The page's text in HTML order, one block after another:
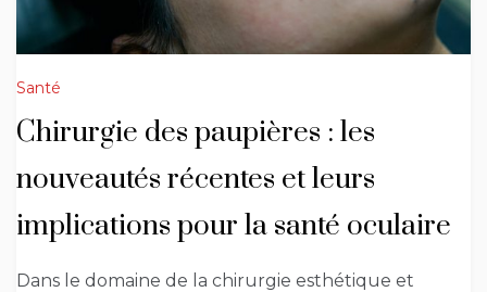
Santé
Chirurgie des paupières : les
nouveautés récentes et leurs
implications pour la santé oculaire
Dans le domaine de la chirurgie esthétique et